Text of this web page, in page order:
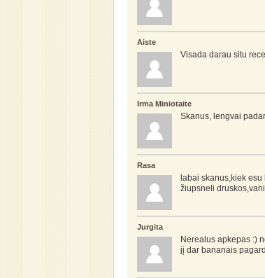
Aiste
Visada darau situ
Irma Miniotaite
Skanus, lengvai
Rasa
labai skanus,kiek
žiupsneli
Jurgita
Nerealus apkepas :)
jį dar bananais